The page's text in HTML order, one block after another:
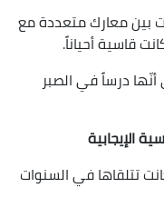
معارك متعددة مع
قاسية أحياناً.
درساً في الصبر
الإيجابية
تتلقاها في السنوات